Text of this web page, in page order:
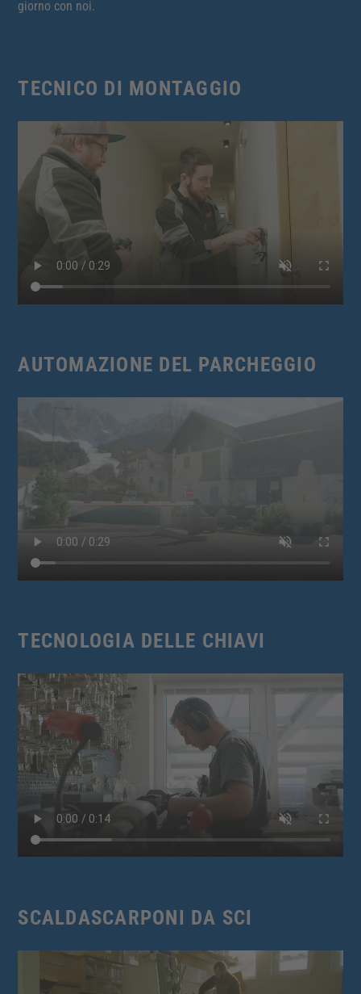
giorno con noi.
TECNICO DI MONTAGGIO
AUTOMAZIONE DEL PARCHEGGIO
TECNOLOGIA DELLE CHIAVI
SCALDASCARPONI DA SCI